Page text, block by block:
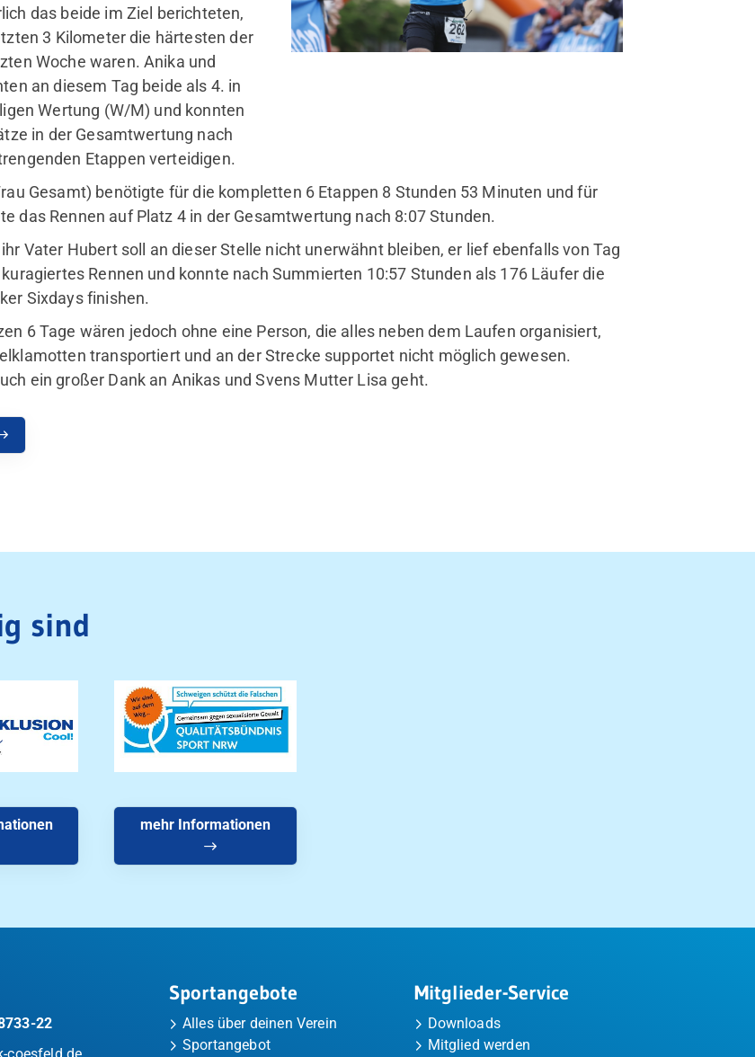
das beide im Ziel berichteten,
3 Kilometer die härtesten der
Woche waren. Anika und
an diesem Tag beide als 4. in
Wertung (W/M) und konnten
in der Gesamtwertung nach
Etappen verteidigen.
Gesamt) benötigte für die kompletten 6 Etappen 8 Stunden 53 Minuten und für
das Rennen auf Platz 4 in der Gesamtwertung nach 8:07 Stunden.
Vater Hubert soll an dieser Stelle nicht unerwähnt bleiben, er lief ebenfalls von Tag
Rennen und konnte nach Summierten 10:57 Stunden als 176 Läufer die
Sixdays finishen.
6 Tage wären jedoch ohne eine Person, die alles neben dem Laufen organisiert,
transportiert und an der Strecke supportet nicht möglich gewesen.
ein großer Dank an Anikas und Svens Mutter Lisa geht.
sind
mehr Informationen
22
coesfeld.de
Sportangebote
Alles über deinen Verein
Sportangebot
Mitglieder-Service
Downloads
Mitglied werden